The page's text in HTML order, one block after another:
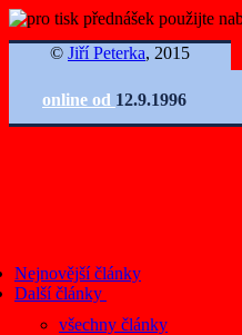
© Jiří Peterka, 2015
online od 12.9.1996
Nejnovější články
Další články
všechny články